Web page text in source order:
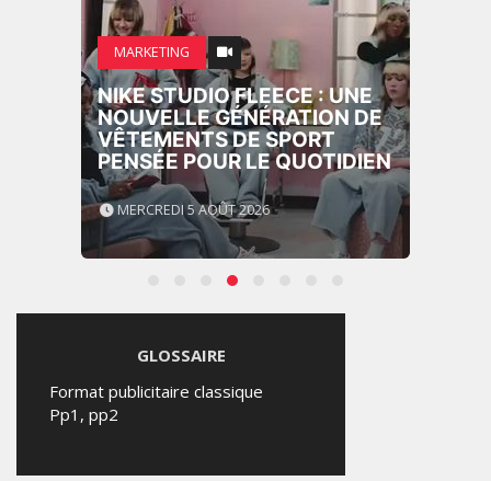
MARKETING
NIKE STUDIO FLEECE : UNE
NOUVELLE GÉNÉRATION DE
VÊTEMENTS DE SPORT
PENSÉE POUR LE QUOTIDIEN
MERCREDI 5 AOÛT 2026
GLOSSAIRE
Format publicitaire classique
Pp1, pp2